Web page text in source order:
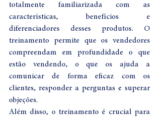
totalmente familiarizada com as
características, benefícios e
diferenciadores desses produtos. O
treinamento permite que os vendedores
compreendam em profundidade o que
estão vendendo, o que os ajuda a
comunicar de forma eficaz com os
clientes, responder a perguntas e superar
objeções.
Além disso, o treinamento é crucial para